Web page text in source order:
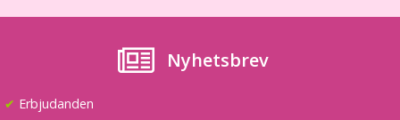
Nyhetsbrev
✔ Erbjudanden